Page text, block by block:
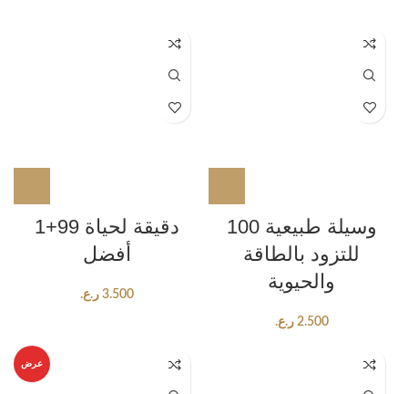
1+99 دقيقة لحياة
أفضل
3.500 ر.ع.
100 وسيلة طبيعية
للتزود بالطاقة
والحيوية
2.500 ر.ع.
عرض